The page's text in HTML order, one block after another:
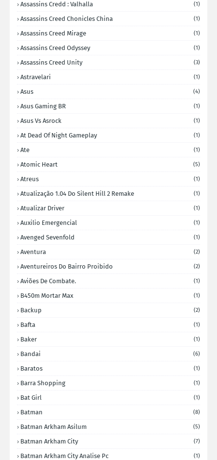
Assassins Credd : Valhalla (1)
Assassins Creed Chonicles China (1)
Assassins Creed Mirage (1)
Assassins Creed Odyssey (1)
Assassins Creed Unity (3)
Astravelari (1)
Asus (4)
Asus Gaming BR (1)
Asus Vs Asrock (1)
At Dead Of Night Gameplay (1)
Ate (1)
Atomic Heart (5)
Atreus (1)
Atualização 1.04 Do Silent Hill 2 Remake (1)
Atualizar Driver (1)
Auxilio Emergencial (1)
Avenged Sevenfold (1)
Aventura (2)
Aventureiros Do Bairro Proibido (2)
Aviões De Combate. (1)
B450m Mortar Max (1)
Backup (2)
Bafta (1)
Baker (1)
Bandai (6)
Baratos (1)
Barra Shopping (1)
Bat Girl (1)
Batman (8)
Batman Arkham Asilum (5)
Batman Arkham City (7)
Batman Arkham City Analise Pc (1)